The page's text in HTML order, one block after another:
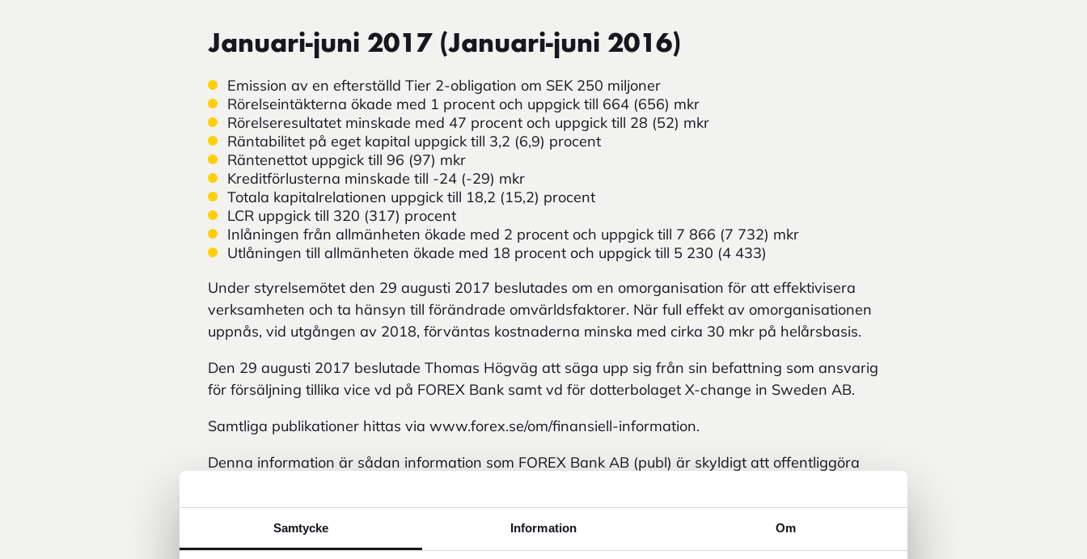
Samtycke Information Om
Januari-juni 2017 (Januari-juni 2016)
Emission av en efterställd Tier 2-obligation om SEK 250 miljoner
Rörelseintäkterna ökade med 1 procent och uppgick till 664 (656) mkr
Rörelseresultatet minskade med 47 procent och uppgick till 28 (52) mkr
Räntabilitet på eget kapital uppgick till 3,2 (6,9) procent
Räntenettot uppgick till 96 (97) mkr
Kreditförlusterna minskade till -24 (-29) mkr
Totala kapitalrelationen uppgick till 18,2 (15,2) procent
LCR uppgick till 320 (317) procent
Inlåningen från allmänheten ökade med 2 procent och uppgick till 7 866 (7 732) mkr
Utlåningen till allmänheten ökade med 18 procent och uppgick till 5 230 (4 433)
Under styrelsemötet den 29 augusti 2017 beslutades om en omorganisation för att effektivisera
verksamheten och ta hänsyn till förändrade omvärldsfaktorer. När full effekt av omorganisationen
uppnås, vid utgången av 2018, förväntas kostnaderna minska med cirka 30 mkr på helårsbasis.
Den 29 augusti 2017 beslutade Thomas Högväg att säga upp sig från sin befattning som ansvarig
för försäljning tillika vice vd på FOREX Bank samt vd för dotterbolaget X-change in Sweden AB.
Samtliga publikationer hittas via www.forex.se/om/finansiell-information.
Denna information är sådan information som FOREX Bank AB (publ) är skyldigt att offentliggöra
kontaktpersoners försorg, för offentliggörande den 29 augusti 2017 kl. 20.00 CET.